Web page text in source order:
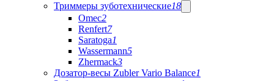
Триммеры зуботехнические18
Omec2
Renfert7
Saratoga1
Wassermann5
Zhermack3
Дозатор-весы Zubler Vario Balance1